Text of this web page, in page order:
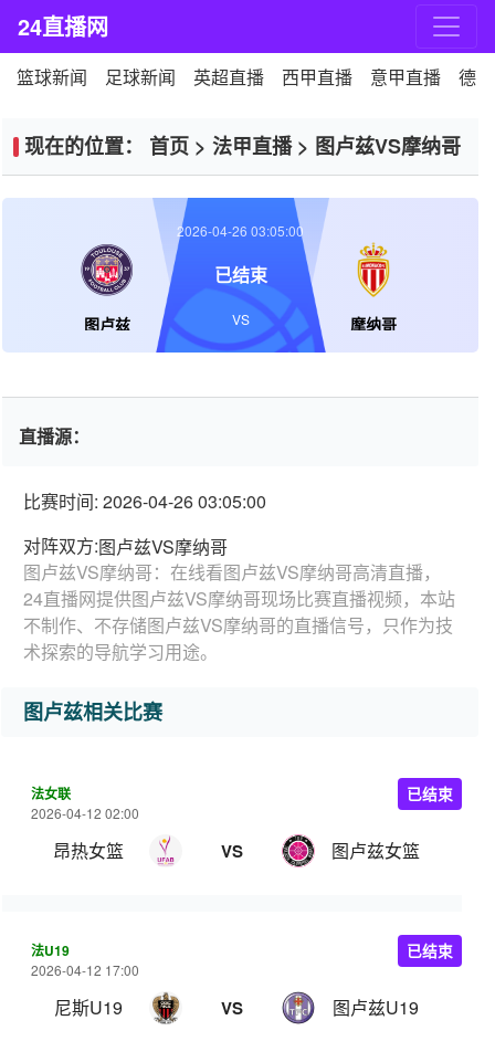
24直播网
篮球新闻 足球新闻 英超直播 西甲直播 意甲直播 德
现在的位置： 首页 > 法甲直播> 图卢兹VS摩纳哥
图卢兹 摩纳哥
2026-04-26 03:05:00
已结束
VS
直播源：
比赛时间: 2026-04-26 03:05:00
对阵双方:图卢兹VS摩纳哥
图卢兹VS摩纳哥：在线看图卢兹VS摩纳哥高清直播，
24直播网提供图卢兹VS摩纳哥现场比赛直播视频，本站
不制作、不存储图卢兹VS摩纳哥的直播信号，只作为技
术探索的导航学习用途。
图卢兹相关比赛
法女联
2026-04-12 02:00
昂热女篮 VS 图卢兹女篮
已结束
法U19
2026-04-12 17:00
尼斯U19 VS 图卢兹U19
已结束